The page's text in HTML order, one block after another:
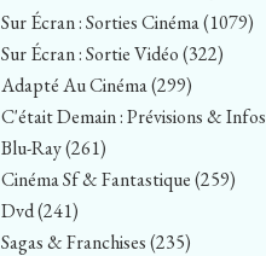
Sur Écran : Sorties Cinéma(1079)
Sur Écran : Sortie Vidéo(322)
Adapté Au Cinéma(299)
C'était Demain : Prévisions & Infos
Blu-Ray(261)
Cinéma Sf & Fantastique(259)
Dvd(241)
Sagas & Franchises(235)